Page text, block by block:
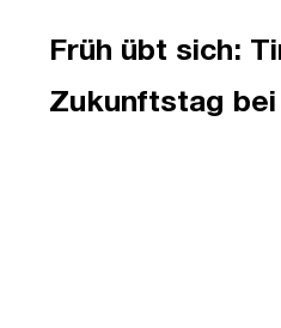
Früh übt sich:
Zukunftstag bei